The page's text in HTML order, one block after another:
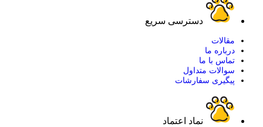
دسترسی سریع
مقالات
درباره ما
تماس با ما
سوالات متداول
پیگیری سفارشات
نماد اعتماد